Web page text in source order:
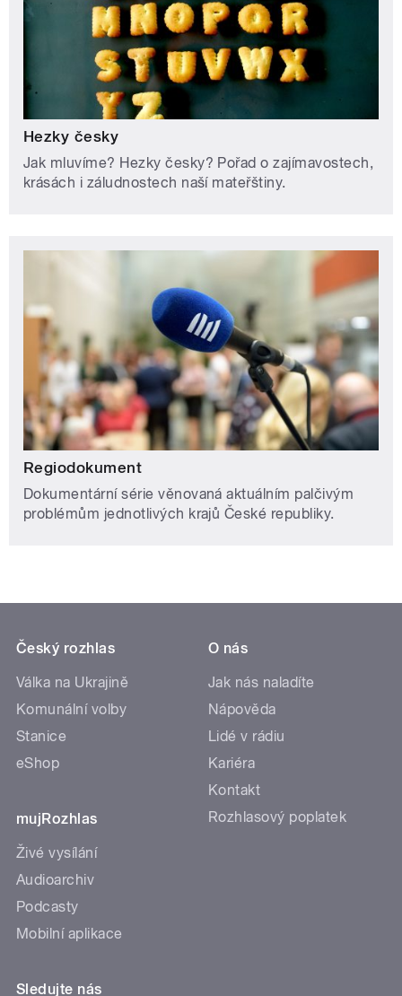
Hezky česky
Jak mluvíme? Hezky česky? Pořad o zajímavostech,
krásách i záludnostech naší mateřštiny.
Regiodokument
Dokumentární série věnovaná aktuálním palčivým
problémům jednotlivých krajů České republiky.
Český rozhlas
Válka na Ukrajině
Komunální volby
Stanice
eShop
mujRozhlas
Živé vysílání
Audioarchiv
Podcasty
Mobilní aplikace
O nás
Jak nás naladíte
Nápověda
Lidé v rádiu
Kariéra
Kontakt
Rozhlasový poplatek
Sledujte nás